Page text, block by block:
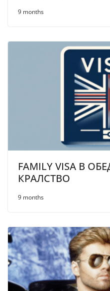
9 months
FAMILY VISA В
КРАЛСТВО
9 months